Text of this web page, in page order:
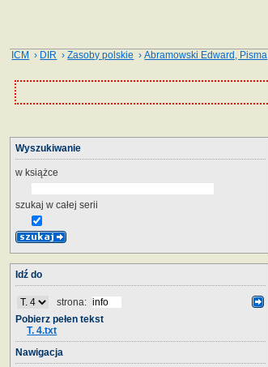
ICM › DIR ›Zasoby polskie ›Abramowski Edward, Pisma
Wyszukiwanie
w książce
szukaj w całej serii
Idź do
strona:
Pobierz pełen tekst
T. 4.txt
Nawigacja